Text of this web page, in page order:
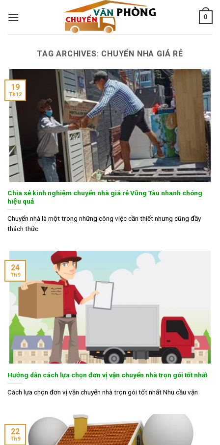
0
TAG ARCHIVES: CHUYỂN NHA GIÁ RẺ
Chia sẻ kinh nghiệm chuyển nhà giá rẻ Vũng Tàu nhanh chóng
hiệu quả
Chuyển nhà là một trong những công việc cần thiết nhưng cũng đầy
thách thức.
19
Th12
Hướng dẫn cách lựa chọn đơn vị vận chuyển nhà trọn gói tốt nhất
Cách lựa chọn đơn vị vận chuyển nhà trọn gói tốt nhất Nhu cầu vận
24
Th9
22
Th9